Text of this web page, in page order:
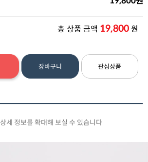
총 상품 금액 19,800원
장바구니 관심상품
상세 정보를 확대해 보실 수 있습니다